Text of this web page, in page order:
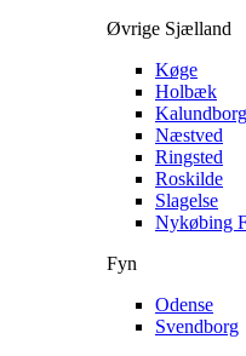
Øvrige Sjælland
Køge
Holbæk
Kalundborg
Næstved
Ringsted
Roskilde
Slagelse
Nykøbing
Fyn
Odense
Svendborg